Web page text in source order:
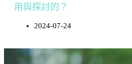
用與探討的？
2024-07-24